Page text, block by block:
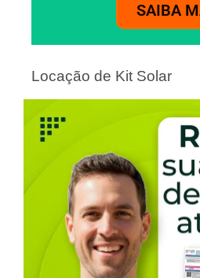
SAIBA
Locação de Kit Solar